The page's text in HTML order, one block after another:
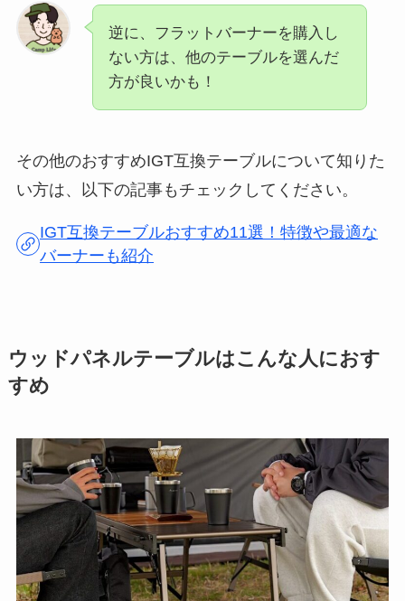
逆に、フラットバーナーを購入し
ない方は、他のテーブルを選んだ
方が良いかも！
その他のおすすめIGT互換テーブルについて知りた
い方は、以下の記事もチェックしてください。
IGT互換テーブルおすすめ11選！特徴や最適な
バーナーも紹介
ウッドパネルテーブルはこんな人におす
すめ